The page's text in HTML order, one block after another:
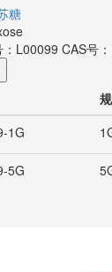
糖
：L00099 CAS号
1G
5G